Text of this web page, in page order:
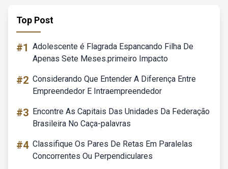
Top Post
#1 Adolescente é Flagrada Espancando Filha De
Apenas Sete Meses.primeiro Impacto
#2 Considerando Que Entender A Diferença Entre
Empreendedor E Intraempreendedor
#3 Encontre As Capitais Das Unidades Da Federação
Brasileira No Caça-palavras
#4 Classifique Os Pares De Retas Em Paralelas
Concorrentes Ou Perpendiculares